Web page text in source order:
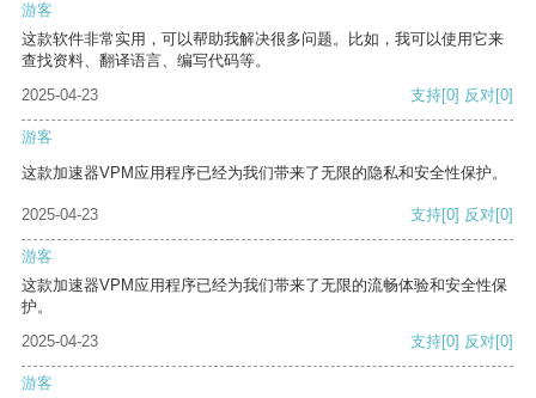
游客
这款软件非常实用，可以帮助我解决很多问题。比如，我可以使用它来
查找资料、翻译语言、编写代码等。
2025-04-23
支持[0] 反对[0]
游客
这款加速器VPM应用程序已经为我们带来了无限的隐私和安全性保护。
2025-04-23 支持[0] 反对[0]
游客
这款加速器VPM应用程序已经为我们带来了无限的流畅体验和安全性保
护。
2025-04-23
支持[0] 反对[0]
游客